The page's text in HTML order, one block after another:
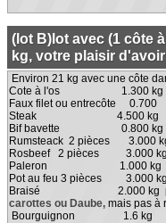
(lot B)lot avec (1 côte
kg, votre plaisir
Environ 21 kg avec une côte
Cote à l'os 1.300 kg
Faux filet ou entrecôte
Steak 4.500
Bif bavette
Rumsteack 2 pièces
Rosbeef 2 pièces 3.000 kg
Paleron 1.000 kg
Pot au feu 3 pièces 3.000 kg
Braisé 2.000 kg
carottes ou Daube, mais pas à
Bourguignon 1.6 kg